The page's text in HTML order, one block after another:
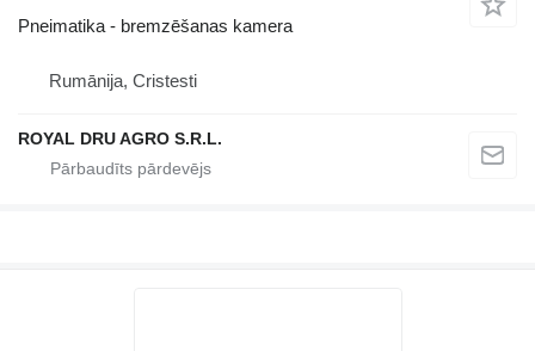
Pneimatika - bremzēšanas kamera
Rumānija, Cristesti
ROYAL DRU AGRO S.R.L.